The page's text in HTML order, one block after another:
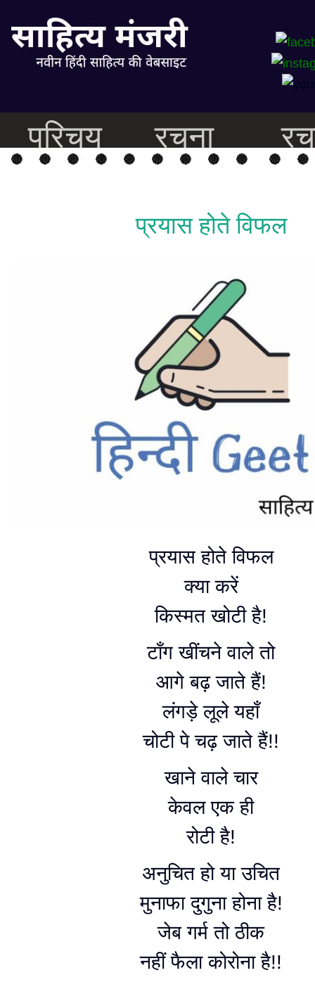
परिचय रचना
प्रयास होते विफल
प्रयास होते विफल
क्या करें
किस्मत खोटी है!
टाँग खींचने वाले तो
आगे बढ़ जाते हैं!
लंगड़े लूले यहाँ
चोटी पे चढ़ जाते हैं!!
खाने वाले चार
केवल एक ही
रोटी है!
अनुचित हो या उचित
मुनाफा दुगुना होना है!
जेब गर्म तो ठीक
नहीं फैला कोरोना है!!